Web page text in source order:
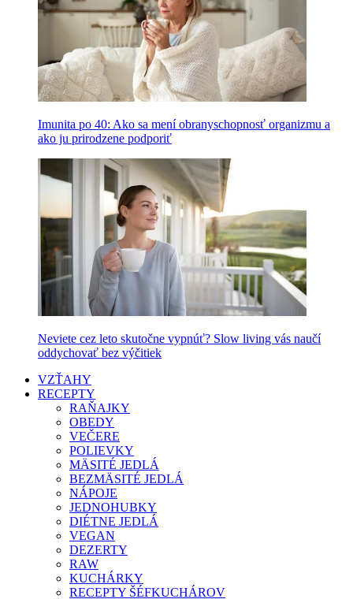
Imunita po 40: Ako sa mení obranyschopnosť organizmu a
ako ju prirodzene podporiť
Neviete cez leto skutočne vypnúť? Slow living vás naučí
oddychovať bez výčitiek
VZŤAHY
RECEPTY
RAŇAJKY
OBEDY
VEČERE
POLIEVKY
MÄSITÉ JEDLÁ
BEZMÄSITÉ JEDLÁ
NÁPOJE
JEDNOHUBKY
DIÉTNE JEDLÁ
VEGAN
DEZERTY
RAW
KUCHÁRKY
RECEPTY ŠÉFKUCHÁROV